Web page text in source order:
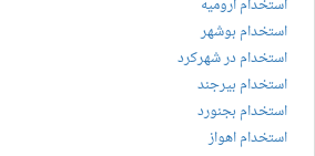
استخدام ارومیه
استخدام بوشهر
استخدام در شهرکرد
استخدام بیرجند
استخدام بجنورد
استخدام اهواز